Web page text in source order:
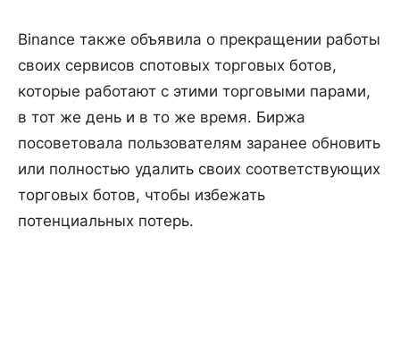
Binance также объявила о прекращении работы
своих сервисов спотовых торговых ботов,
которые работают с этими торговыми парами,
в тот же день и в то же время. Биржа
посоветовала пользователям заранее обновить
или полностью удалить своих соответствующих
торговых ботов, чтобы избежать
потенциальных потерь.